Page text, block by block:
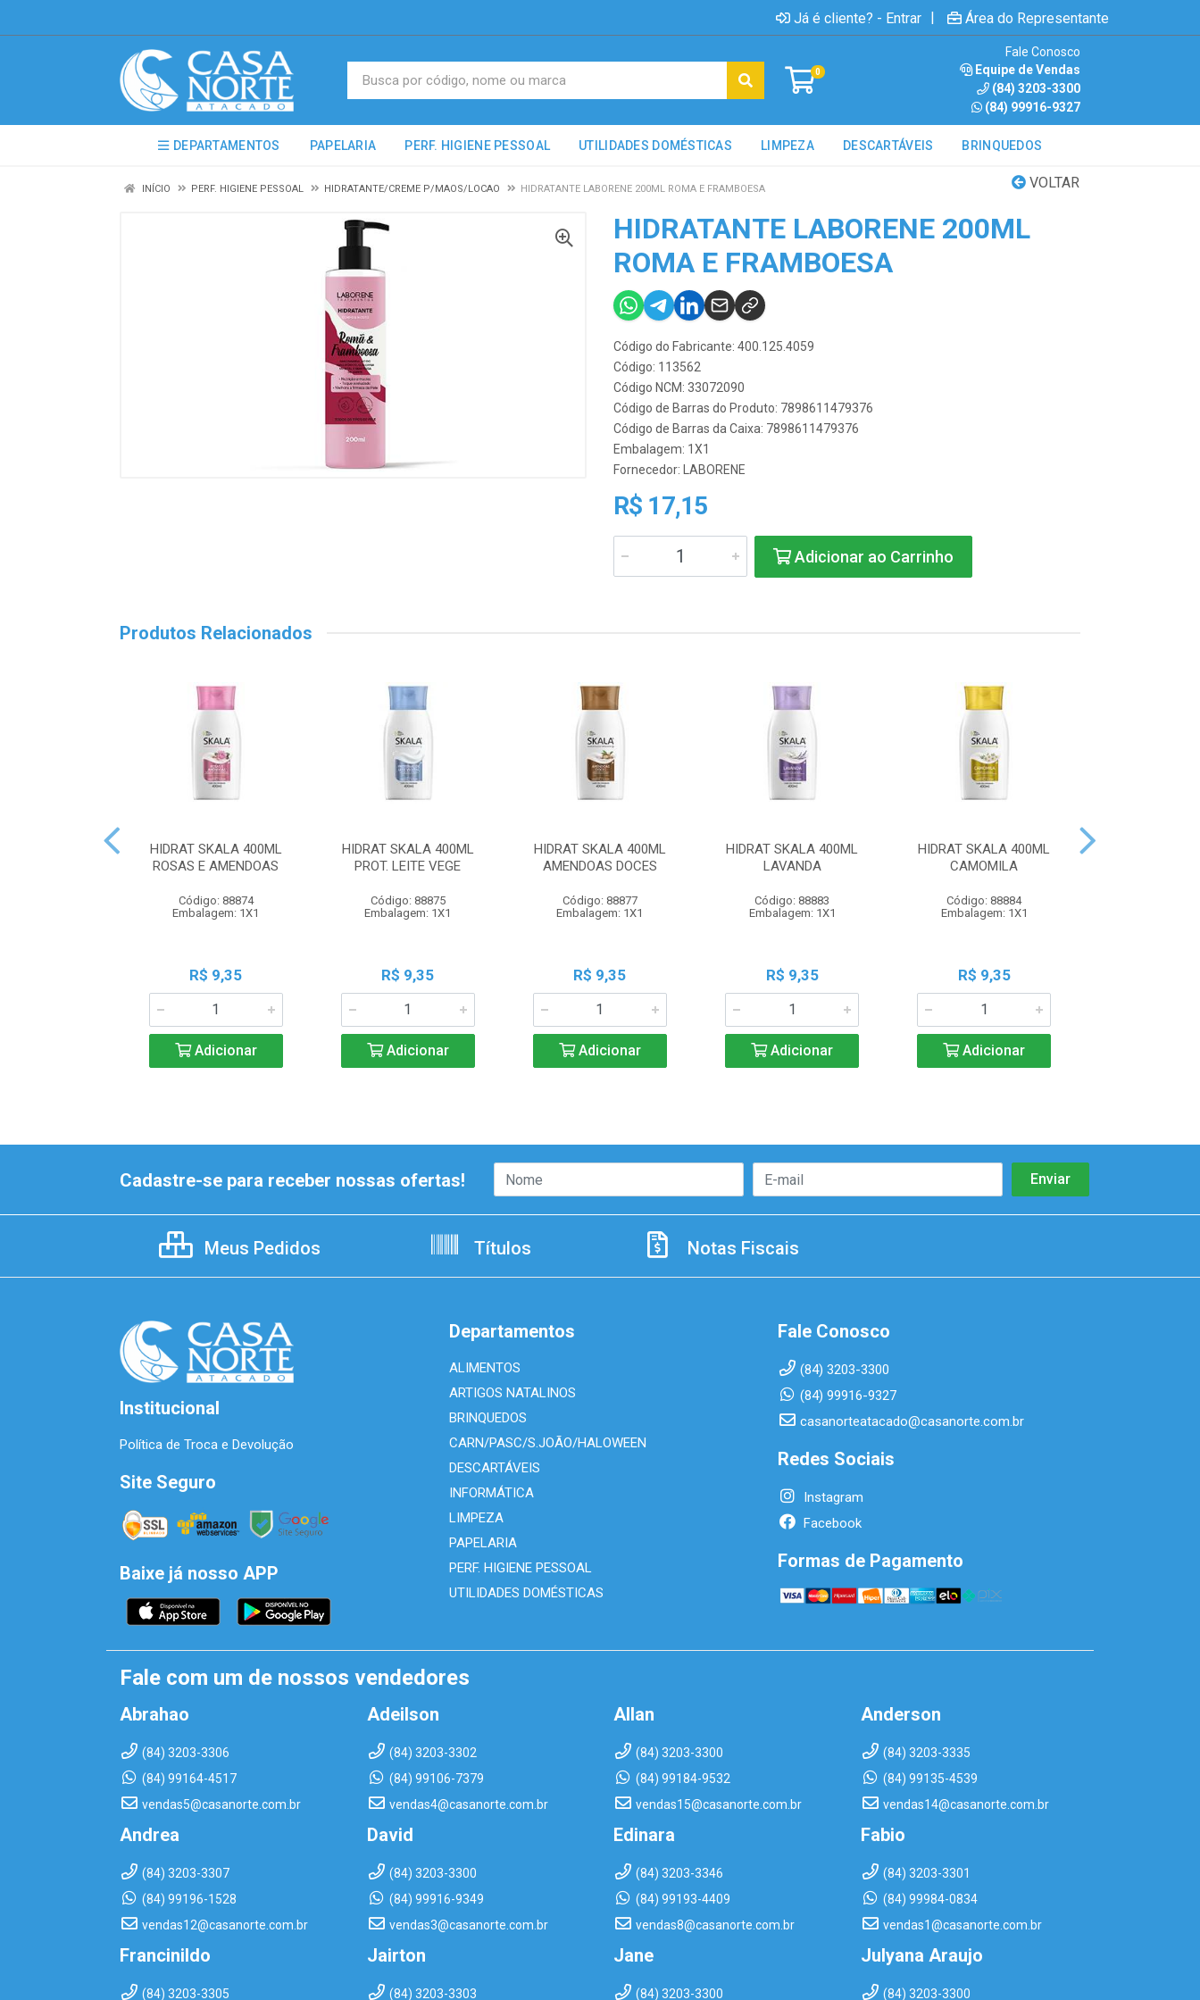
Já é cliente? - Entrar | Área do Representante
0
Fale Conosco
Equipe de Vendas
(84) 3203-3300
(84) 99916-9327
DEPARTAMENTOS PAPELARIA PERF. HIGIENE PESSOAL UTILIDADES DOMÉSTICAS LIMPEZA DESCARTÁVEIS BRINQUEDOS
VOLTAR
INÍCIO PERF. HIGIENE PESSOAL HIDRATANTE/CREME P/MAOS/LOCAO HIDRATANTE LABORENE 200ML ROMA E FRAMBOESA
HIDRATANTE LABORENE 200ML
ROMA E FRAMBOESA
Código do Fabricante: 400.125.4059
Código: 113562
Código NCM: 33072090
Código de Barras do Produto: 7898611479376
Código de Barras da Caixa: 7898611479376
Embalagem: 1X1
Fornecedor:
LABORENE
R$ 17,15
Adicionar ao Carrinho
Produtos Relacionados
HIDRAT SKALA 400ML
ROSAS E AMENDOAS
Código: 88874
Embalagem: 1X1
R$ 9,35
Adicionar
HIDRAT SKALA 400ML
PROT. LEITE VEGE
Código: 88875
Embalagem: 1X1
R$ 9,35
Adicionar
HIDRAT SKALA 400ML
AMENDOAS DOCES
Código: 88877
Embalagem: 1X1
R$ 9,35
Adicionar
HIDRAT SKALA 400ML
LAVANDA
Código: 88883
Embalagem: 1X1
R$ 9,35
Adicionar
HIDRAT SKALA 400ML
CAMOMILA
Código: 88884
Embalagem: 1X1
R$ 9,35
Adicionar
Cadastre-se para receber nossas ofertas!
Meus Pedidos Títulos Notas Fiscais
Institucional
Política de Troca e Devolução
Site Seguro
Baixe já nosso APP
Departamentos
ALIMENTOS
ARTIGOS NATALINOS
BRINQUEDOS
CARN/PASC/S.JOÃO/HALOWEEN
DESCARTÁVEIS
INFORMÁTICA
LIMPEZA
PAPELARIA
PERF. HIGIENE PESSOAL
UTILIDADES DOMÉSTICAS
Fale Conosco
(84) 3203-3300
(84) 99916-9327
casanorteatacado@casanorte.com.br
Redes Sociais
Instagram
Facebook
Formas de Pagamento
Fale com um de nossos vendedores
Abrahao
(84) 3203-3306
(84) 99164-4517
vendas5@casanorte.com.br
Adeilson
(84) 3203-3302
(84) 99106-7379
vendas4@casanorte.com.br
Allan
(84) 3203-3300
(84) 99184-9532
vendas15@casanorte.com.br
Anderson
(84) 3203-3335
(84) 99135-4539
vendas14@casanorte.com.br
Andrea
(84) 3203-3307
(84) 99196-1528
vendas12@casanorte.com.br
David
(84) 3203-3300
(84) 99916-9349
vendas3@casanorte.com.br
Edinara
(84) 3203-3346
(84) 99193-4409
vendas8@casanorte.com.br
Fabio
(84) 3203-3301
(84) 99984-0834
vendas1@casanorte.com.br
Francinildo
(84) 3203-3305
Jairton
(84) 3203-3303
Jane
(84) 3203-3300
Julyana Araujo
(84) 3203-3300